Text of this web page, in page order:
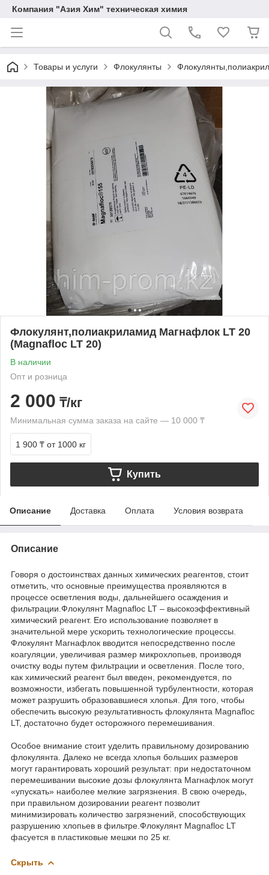
Компания "Азия Хим" техническая химия
Товары и услуги Флокулянты
Флокулянт,полиакриламид Магнафлок LT 20
(Magnafloc LT 20)
В наличии
Опт и розница
2 000 ₸/кг
Минимальная сумма заказа на сайте — 10 000 ₸
1 900 ₸ от 1000 кг
Купить
Описание Доставка Оплата Условия возврата
Описание
Говоря о достоинствах данных химических реагентов, стоит
отметить, что основные преимущества проявляются в
процессе осветления воды, дальнейшего осаждения и
фильтрации.Флокулянт Magnafloc LT – высокоэффективный
химический реагент. Его использование позволяет в
значительной мере ускорить технологические процессы.
Флокулянт Магнафлок вводится непосредственно после
коагуляции, увеличивая размер микрохлопьев, производя
очистку воды путем фильтрации и осветления. После того,
как химический реагент был введен, рекомендуется, по
возможности, избегать повышенной турбулентности, которая
может разрушить образовавшиеся хлопья. Для того, чтобы
обеспечить высокую результативность флокулянта Magnafloc
LT, достаточно будет осторожного перемешивания.
Особое внимание стоит уделить правильному дозированию
флокулянта. Далеко не всегда хлопья больших размеров
могут гарантировать хороший результат: при недостаточном
перемешивании высокие дозы флокулянта Магнафлок могут
«упускать» наиболее мелкие загрязнения. В свою очередь,
при правильном дозировании реагент позволит
минимизировать количество загрязнений, способствующих
разрушению хлопьев в фильтре.Флокулянт Magnafloc LT
фасуется в пластиковые мешки по 25 кг.
Скрыть